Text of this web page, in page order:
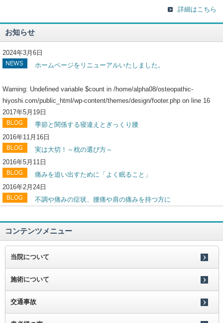
詳細はこちら
お知らせ
2024年3月6日
ホームページをリニューアルいたしました。
Warning: Undefined variable $count in /home/alpha08/osteopathic-
hiyoshi.com/public_html/wp-content/themes/design/footer.php on line 16
2017年5月19日
季節と関係する寝違えとぎっくり腰
2016年11月16日
実は大切！～枕の選び方～
2016年5月11日
痛みを追い出すために「よく眠ること」
2016年2月24日
不調や痛みの症状、腰痛や肩の痛みを持つ方に
コンテンツメニュー
当院について
施術について
交通事故